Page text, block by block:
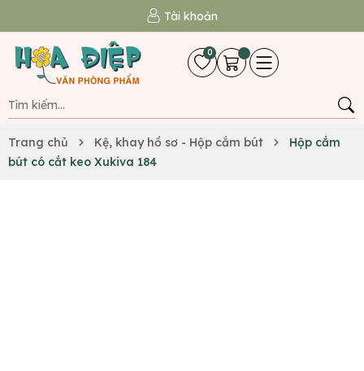
Tài khoản
0
Trang chủ Kệ, khay hồ sơ - Hộp cắm bút
Hộp cắm
bút có cắt keo Xukiva 184